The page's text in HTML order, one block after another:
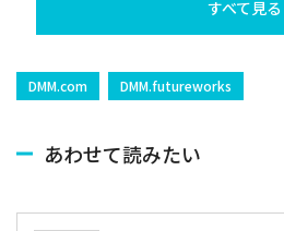
すべて見る
DMM.com DMM.futureworks
あわせて読みたい